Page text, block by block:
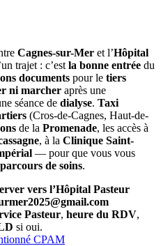
Cagnes-sur-Mer et l’Hôpital
trajet : c’est la bonne entrée du
documents pour le tiers
ni marcher après une
séance de dialyse. Taxi
(Cros-de-Cagnes, Haut-de-
de la Promenade, les accès à
, à la Clinique Saint-
— pour que vous vous
parcours de soins.
vers l’Hôpital Pasteur
Pasteur, heure du RDV,
si oui.
CPAM